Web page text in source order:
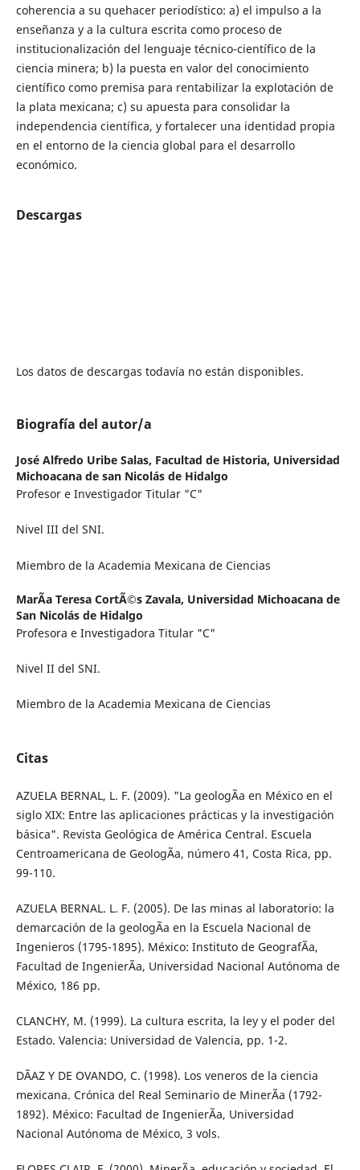
coherencia a su quehacer periodístico: a) el impulso a la
enseñanza y a la cultura escrita como proceso de
institucionalización del lenguaje técnico-científico de la
ciencia minera; b) la puesta en valor del conocimiento
científico como premisa para rentabilizar la explotación de
la plata mexicana; c) su apuesta para consolidar la
independencia científica, y fortalecer una identidad propia
en el entorno de la ciencia global para el desarrollo
económico.
Descargas
Los datos de descargas todavía no están disponibles.
Biografía del autor/a
José Alfredo Uribe Salas, Facultad de Historia, Universidad
Michoacana de san Nicolás de Hidalgo
Profesor e Investigador Titular "C"
Nivel III del SNI.
Miembro de la Academia Mexicana de Ciencias
MarÃ­a Teresa CortÃ©s Zavala, Universidad Michoacana de
San Nicolás de Hidalgo
Profesora e Investigadora Titular "C"
Nivel II del SNI.
Miembro de la Academia Mexicana de Ciencias
Citas
AZUELA BERNAL, L. F. (2009). "La geologÃ­a en México en el
siglo XIX: Entre las aplicaciones prácticas y la investigación
básica". Revista Geológica de América Central. Escuela
Centroamericana de GeologÃ­a, número 41, Costa Rica, pp.
99-110.
AZUELA BERNAL. L. F. (2005). De las minas al laboratorio: la
demarcación de la geologÃ­a en la Escuela Nacional de
Ingenieros (1795-1895). México: Instituto de GeografÃ­a,
Facultad de IngenierÃ­a, Universidad Nacional Autónoma de
México, 186 pp.
CLANCHY, M. (1999). La cultura escrita, la ley y el poder del
Estado. Valencia: Universidad de Valencia, pp. 1-2.
DÃAZ Y DE OVANDO, C. (1998). Los veneros de la ciencia
mexicana. Crónica del Real Seminario de MinerÃ­a (1792-
1892). México: Facultad de IngenierÃ­a, Universidad
Nacional Autónoma de México, 3 vols.